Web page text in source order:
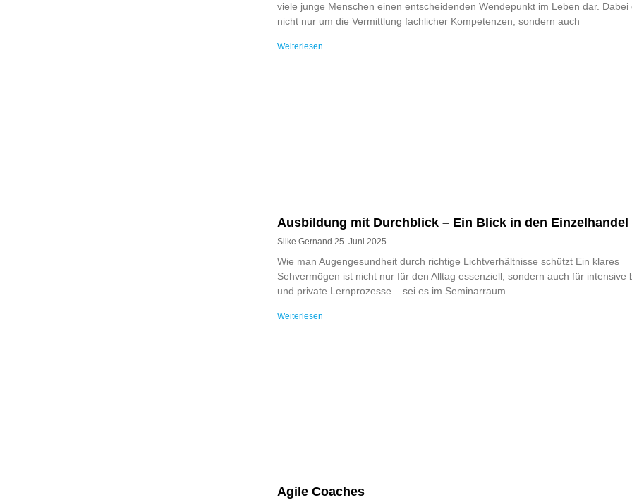
viele junge Menschen einen entscheidenden Wendepunkt im Leben dar. Dabei
nicht nur um die Vermittlung fachlicher Kompetenzen, sondern auch
Weiterlesen
Ausbildung mit Durchblick – Ein Blick in den Einzelhandel
Silke Gernand 25. Juni 2025
Wie man Augengesundheit durch richtige Lichtverhältnisse schützt Ein klares
Sehvermögen ist nicht nur für den Alltag essenziell, sondern auch für intensive
und private Lernprozesse – sei es im Seminarraum
Weiterlesen
Agile Coaches